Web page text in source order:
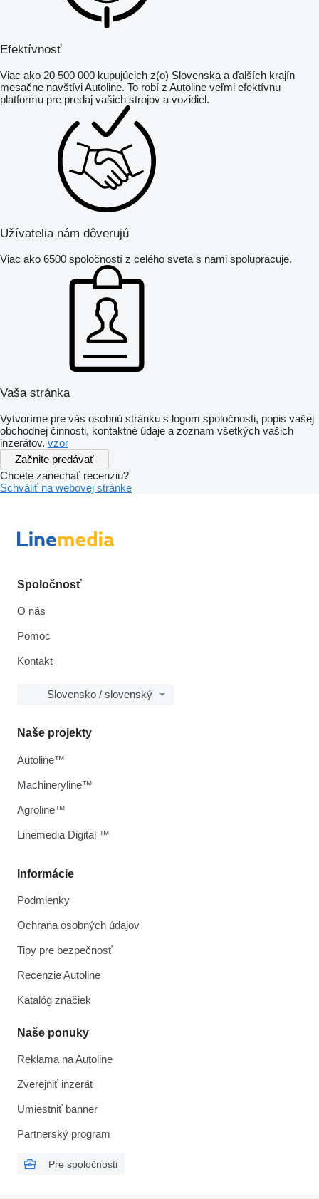
Efektívnosť
Viac ako 20 500 000 kupujúcich z(o) Slovenska a ďalších krajín
mesačne navštívi Autoline. To robí z Autoline veľmi efektívnu
platformu pre predaj vašich strojov a vozidiel.
Užívatelia nám dôverujú
Viac ako 6500 spoločností z celého sveta s nami spolupracuje.
Vaša stránka
Vytvoríme pre vás osobnú stránku s logom spoločnosti, popis vašej
obchodnej činnosti, kontaktné údaje a zoznam všetkých vašich
inzerátov. vzor
Začnite predávať
Chcete zanechať recenziu?
Schváliť na webovej stránke
Spoločnosť
O nás
Pomoc
Kontakt
Slovensko / slovenský
Informácie
Podmienky
Ochrana osobných údajov
Tipy pre bezpečnosť
Recenzie Autoline
Katalóg značiek
Naše ponuky
Reklama na Autoline
Zverejniť inzerát
Umiestniť banner
Partnerský program
Pre spoločnosti
Naše projekty
Autoline™
Machineryline™
Agroline™
Linemedia Digital ™